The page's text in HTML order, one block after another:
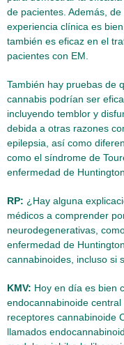
de pacientes. Además,
experiencia clínica es
también es eficaz en el
pacientes con EM.
También hay pruebas de
cannabis podrían ser
incluyendo temblor y
debida a otras razones
epilepsia, así como
como el síndrome de
enfermedad de
RP: ¿Hay alguna
médicos a comprender
neurodegenerativas,
enfermedad de
cannabinoides, incluso si
KMV: Hoy en día es bien
endocannabinoide
receptores cannabinoide
llamados